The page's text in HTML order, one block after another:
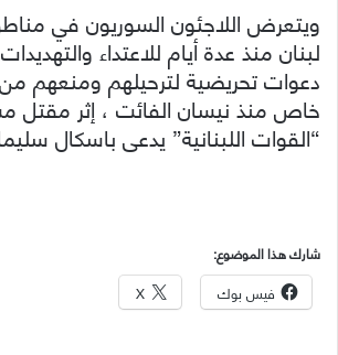
ويتعرض اللاجئون السوريون في
لبنان منذ عدة أيام للاعتداء
دعوات تحريضية لترحيلهم ومنعهم
خاص منذ نيسان الفائت ، إثر
“القوات اللبنانية” يدعى باسكال
شارك هذا الموضوع:
فيس بوك X